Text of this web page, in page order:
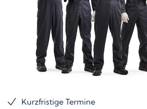
Kurzfristige Termine